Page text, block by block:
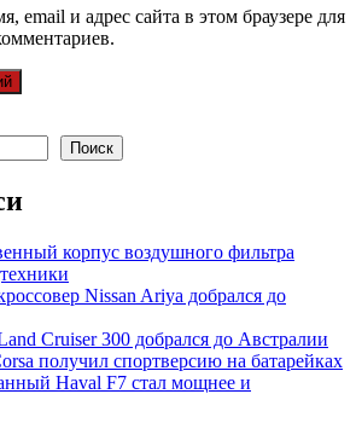
email и адрес сайта в этом браузере для
Поиск
корпус воздушного фильтра
Nissan Ariya добрался до
Cruiser 300 добрался до Австралии
получил спортверсию на батарейках
Haval F7 стал мощнее и